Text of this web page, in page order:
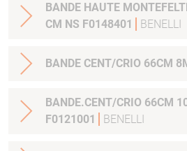
BANDE HAUTE
CM NS F0148401
BENELLI
BANDE CENT/CRIO 66CM
BANDE.CENT/CRIO 66CM
F0121001
BENELLI